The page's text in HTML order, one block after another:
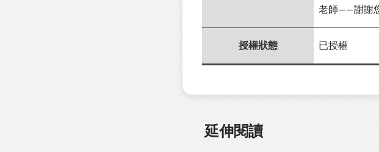
老師——謝謝
授權狀態 已授權
延伸閱讀